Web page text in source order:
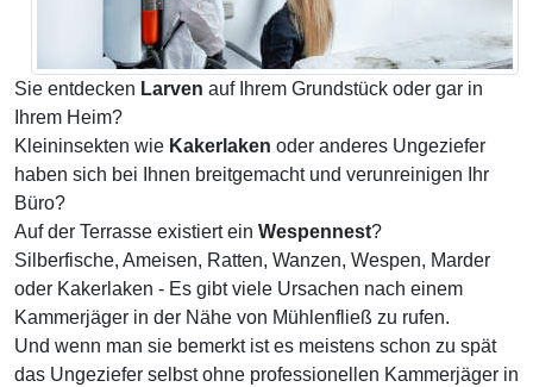
Sie entdecken Larven auf Ihrem Grundstück oder gar in
Ihrem Heim?
Kleininsekten wie Kakerlaken oder anderes Ungeziefer
haben sich bei Ihnen breitgemacht und verunreinigen Ihr
Büro?
Auf der Terrasse existiert ein Wespennest?
Silberfische, Ameisen, Ratten, Wanzen, Wespen, Marder
oder Kakerlaken - Es gibt viele Ursachen nach einem
Kammerjäger in der Nähe von Mühlenfließ zu rufen.
Und wenn man sie bemerkt ist es meistens schon zu spät
das Ungeziefer selbst ohne professionellen Kammerjäger in